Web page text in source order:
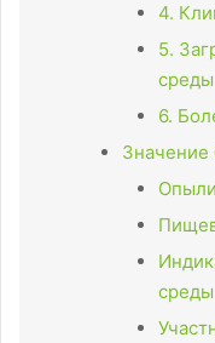
4.
5.
среды
6.
Значение
среды